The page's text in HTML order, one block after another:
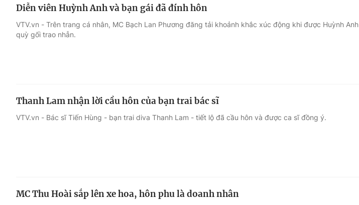
Diễn viên Huỳnh Anh và bạn gái đã đính hôn
VTV.vn - Trên trang cá nhân, MC Bạch Lan Phương đăng tải khoảnh khắc xúc động khi được Huỳnh Anh
quỳ gối trao nhẫn.
Thanh Lam nhận lời cầu hôn của bạn trai bác sĩ
VTV.vn - Bác sĩ Tiến Hùng - bạn trai diva Thanh Lam - tiết lộ đã cầu hôn và được ca sĩ đồng ý.
MC Thu Hoài sắp lên xe hoa, hôn phu là doanh nhân